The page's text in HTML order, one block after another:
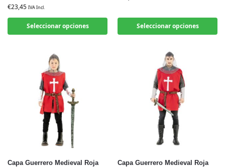
€23,45 IVA Incl.
Seleccionar opciones Seleccionar opciones
Capa Guerrero Medieval Roja
Capa Guerrero Medieval Roja